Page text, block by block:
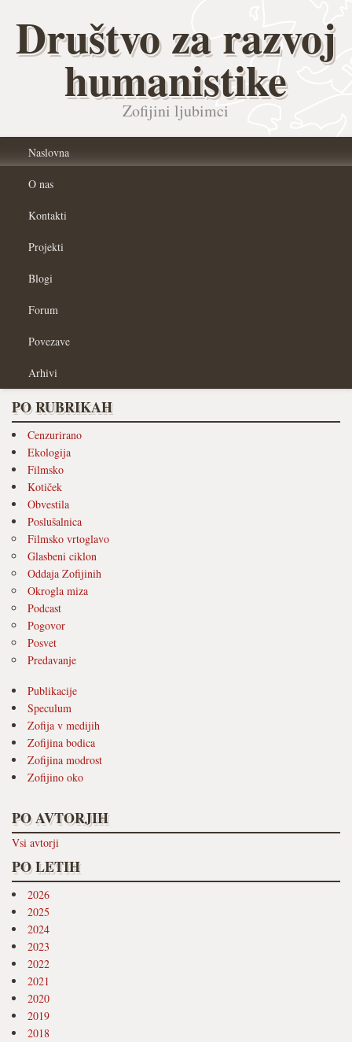
Društvo za razvoj
humanistike
Zofijini ljubimci
Naslovna
O nas
Kontakti
Projekti
Blogi
Forum
Povezave
Arhivi
PO RUBRIKAH
Cenzurirano
Ekologija
Filmsko
Kotiček
Obvestila
Poslušalnica
Filmsko vrtoglavo
Glasbeni ciklon
Oddaja Zofijinih
Okrogla miza
Podcast
Pogovor
Posvet
Predavanje
Publikacije
Speculum
Zofija v medijih
Zofijina bodica
Zofijina modrost
Zofijino oko
PO AVTORJIH
Vsi avtorji
PO LETIH
2026
2025
2024
2023
2022
2021
2020
2019
2018